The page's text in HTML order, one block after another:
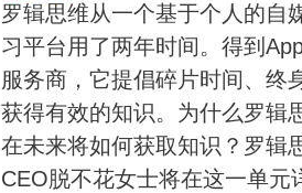
罗辑思维从一个基于个人的自
习平台用了两年时间。得到
服务商，它提倡碎片时间、终
获得有效的知识。为什么罗辑
在未来将如何获取知识？罗辑
CEO脱不花女士将在这一单